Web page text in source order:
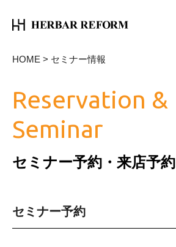
HOME > セミナー情報
Reservation &
Seminar
セミナー予約・来店予約
セミナー予約